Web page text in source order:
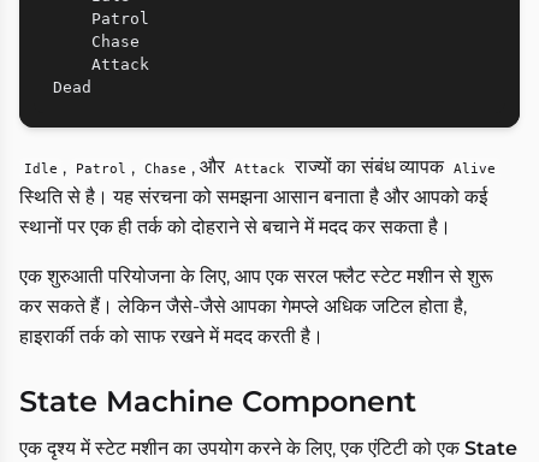
Idle , Patrol , Chase , और Attack राज्यों का संबंध व्यापक Alive
स्थिति से है। यह संरचना को समझना आसान बनाता है और आपको कई
स्थानों पर एक ही तर्क को दोहराने से बचाने में मदद कर सकता है।
एक शुरुआती परियोजना के लिए, आप एक सरल फ्लैट स्टेट मशीन से शुरू
कर सकते हैं। लेकिन जैसे-जैसे आपका गेमप्ले अधिक जटिल होता है,
हाइरार्की तर्क को साफ रखने में मदद करती है।
State Machine Component
एक दृश्य में स्टेट मशीन का उपयोग करने के लिए, एक एंटिटी को एकState